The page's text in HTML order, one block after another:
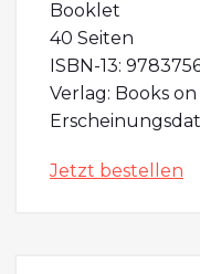
Booklet
40 Seiten
ISBN-13:
Verlag: Books
Jetzt bestellen